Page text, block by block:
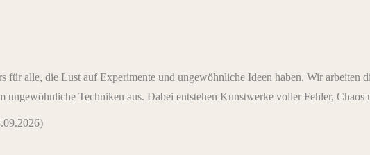
für alle, die Lust auf Experimente und ungewöhnliche Ideen haben. Wir arbeiten
ungewöhnliche Techniken aus. Dabei entstehen Kunstwerke voller Fehler, Chaos